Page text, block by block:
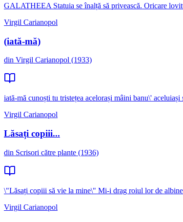
GALATHEEA Statuia se înalță să privească. Oricare
Virgil Carianopol
(iată-mă)
din Virgil Carianopol (1933)
iată-mă cunoști tu tristețea acelorași mâini banu\'
Virgil Carianopol
Lăsați copiii...
din Scrisori către plante (1936)
\"Lăsați copiii să vie la mine\" Mi-i drag roiul lor de
Virgil Carianopol